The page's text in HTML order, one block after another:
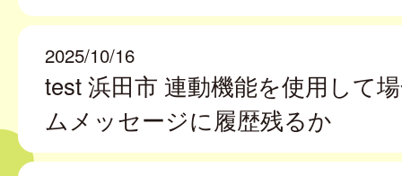
2025/10/16
test 浜田市 連動機能を使用して
ムメッセージに履歴残るか